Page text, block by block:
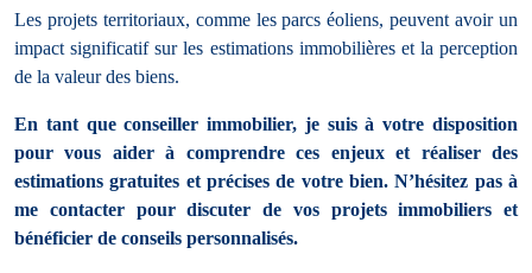
Les projets territoriaux, comme les parcs éoliens, peuvent avoir un
impact significatif sur les estimations immobilières et la perception
de la valeur des biens.
En tant que conseiller immobilier, je suis à votre disposition
pour vous aider à comprendre ces enjeux et réaliser des
estimations gratuites et précises de votre bien.N’hésitez pas à
me contacter pour discuter de vos projets immobiliers et
bénéficier de conseils personnalisés.